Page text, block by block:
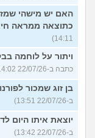
האם יש מישהי
כתוצאה ממראה
14:11)
ויתור על לוחמה
כתבה ב-22/07/26 14:02)
בן זוג שמכור
ב-22/07/26 13:51)
יוצאת איתו היום
ב-22/07/26 13:42)